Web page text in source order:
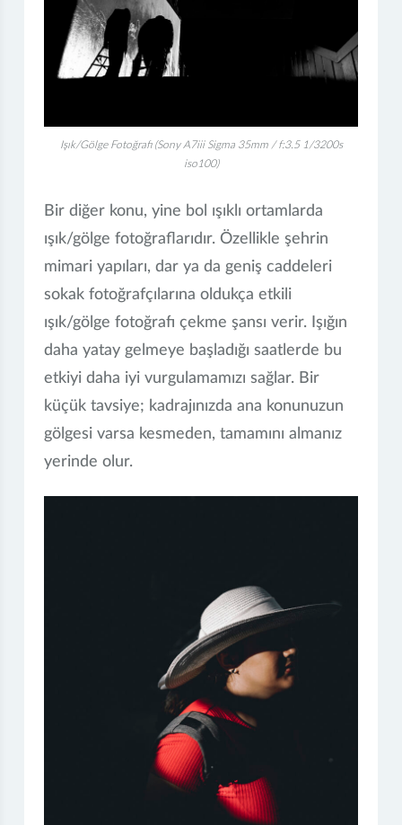
Işık/Gölge Fotoğrafı (Sony A7iii Sigma 35mm / f:3.5 1/3200s
iso100)
Bir diğer konu, yine bol ışıklı ortamlarda
ışık/gölge fotoğraflarıdır. Özellikle şehrin
mimari yapıları, dar ya da geniş caddeleri
sokak fotoğrafçılarına oldukça etkili
ışık/gölge fotoğrafı çekme şansı verir. Işığın
daha yatay gelmeye başladığı saatlerde bu
etkiyi daha iyi vurgulamamızı sağlar. Bir
küçük tavsiye; kadrajınızda ana konunuzun
gölgesi varsa kesmeden, tamamını almanız
yerinde olur.